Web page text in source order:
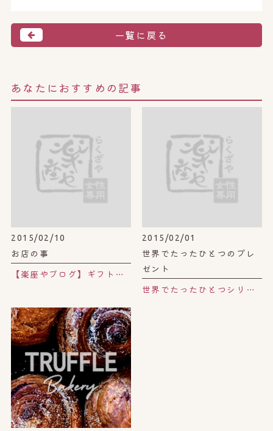
一覧に戻る
あなたにおすすめの記事
2015/02/10
お店の事
【楽座やブログ】ギフト券。
2015/02/01
世界でたったひとつのプレ
ゼント
世界でたったひとつシリーズA